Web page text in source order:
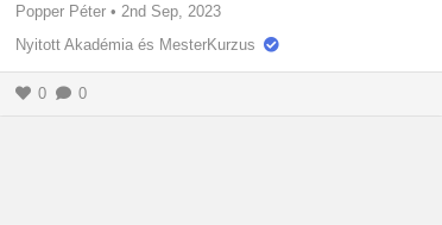
Popper Péter • 2nd Sep, 2023
Nyitott Akadémia és MesterKurzus
0 0